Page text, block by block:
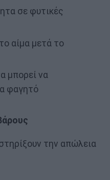
σε φυτικές
αίμα μετά το
μπορεί να
φαγητό
την απώλεια